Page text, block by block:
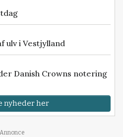
ulv i Vestjylland
Danish Crowns notering
nyheder her
Annonce